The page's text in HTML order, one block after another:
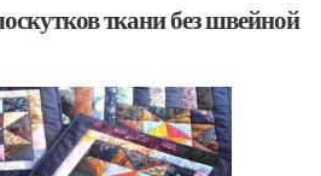
ткани без швейной